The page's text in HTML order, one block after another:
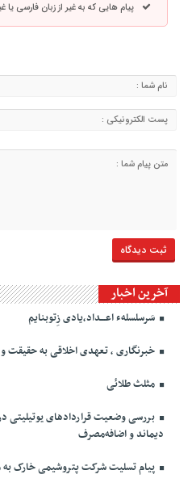
پیام هایی که به غیر از زبان فارسی
آخرین اخبار
سَرسلسلهء اعـــداد،یادی زِتوبنایم
خبرنگاری ، تعهدی اخلاقی به
مثلث طلائی
بررسی وضعیت قراردادهای یوتیلیتی
دیماند و اضافه‌مصرف
پیام تسلیت شرکت پتروشیمی خارک